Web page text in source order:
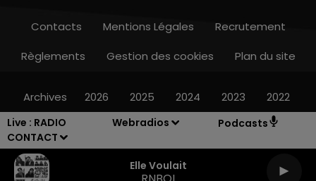
Live : RADIO
CONTACT
Webradios Podcasts
Elle Voulait
Contacts Mentions Légales
Recrutement
Règlements
Gestion des cookies Plan du site
Archives 2026 2025 2024 2023 2022